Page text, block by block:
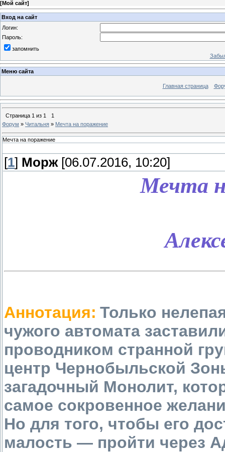
[Мой сайт]
Вход на сайт
Логин:
Пароль:
запомнить
Меню сайта
Главная страница
Страница 1 из 1
1
Форум » Читальня » Мечта на поражение
Мечта на поражение
[1] Морж[06.07.2016, 10:20]
Мечта
Аннотация: Только
чужого автомата
проводником странной
центр Чернобыльской
загадочный Монолит,
самое сокровенное
Но для того, чтобы его
малость — пройти через